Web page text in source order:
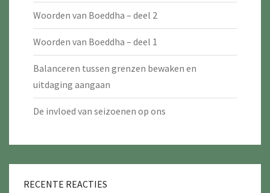
Woorden van Boeddha – deel 2
Woorden van Boeddha – deel 1
Balanceren tussen grenzen bewaken en
uitdaging aangaan
De invloed van seizoenen op ons
RECENTE REACTIES